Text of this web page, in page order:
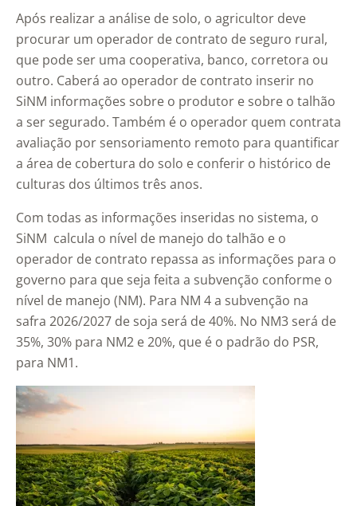
Após realizar a análise de solo, o agricultor deve
procurar um operador de contrato de seguro rural,
que pode ser uma cooperativa, banco, corretora ou
outro. Caberá ao operador de contrato inserir no
SiNM informações sobre o produtor e sobre o talhão
a ser segurado. Também é o operador quem contrata
avaliação por sensoriamento remoto para quantificar
a área de cobertura do solo e conferir o histórico de
culturas dos últimos três anos.
Com todas as informações inseridas no sistema, o
SiNM calcula o nível de manejo do talhão e o
operador de contrato repassa as informações para o
governo para que seja feita a subvenção conforme o
nível de manejo (NM). Para NM 4 a subvenção na
safra 2026/2027 de soja será de 40%. No NM3 será de
35%, 30% para NM2 e 20%, que é o padrão do PSR,
para NM1.